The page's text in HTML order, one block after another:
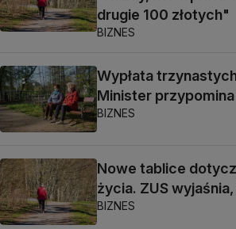
drugie 100 złotych"
BIZNES
Wypłata
Minister
BIZNES
Nowe tablice
życia. ZUS
BIZNES